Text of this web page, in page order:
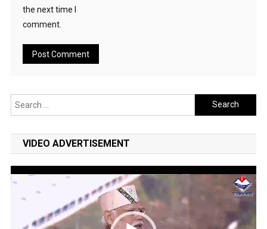
the next time I
comment.
Search
for:
VIDEO ADVERTISEMENT
Video